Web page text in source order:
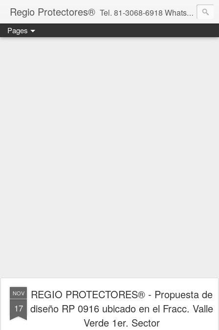
Regio Protectores® Tel. 81-3068-6918 WhatsApp 81-2636-2823 / 33-1145-3780 cotizacionregioprotectores@gmail.com / regioprotectores@gmail.com https://www.facebook.com/RegioProtectores/
Pages
NOV
17
REGIO PROTECTORES® - Propuesta de
diseño RP 0916 ubicado en el Fracc. Valle
Verde 1er. Sector